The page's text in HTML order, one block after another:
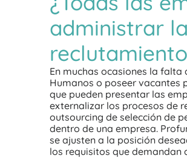
administrar
En muchas ocasiones la
Humanos o poseer vacantes
que pueden presentar las
externalizar los procesos de
outsourcing de selección de
dentro de una empresa.
se ajusten a la posición
los requisitos que demandan